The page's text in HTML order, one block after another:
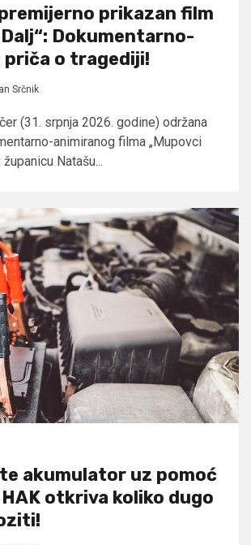
prikazan film
Dokumentarno-
priča o tragediji!
Srčnik
(31. srpnja 2026. godine) održana
animiranog filma „Mupovci
Natašu...
akumulator uz pomoć
otkriva koliko dugo